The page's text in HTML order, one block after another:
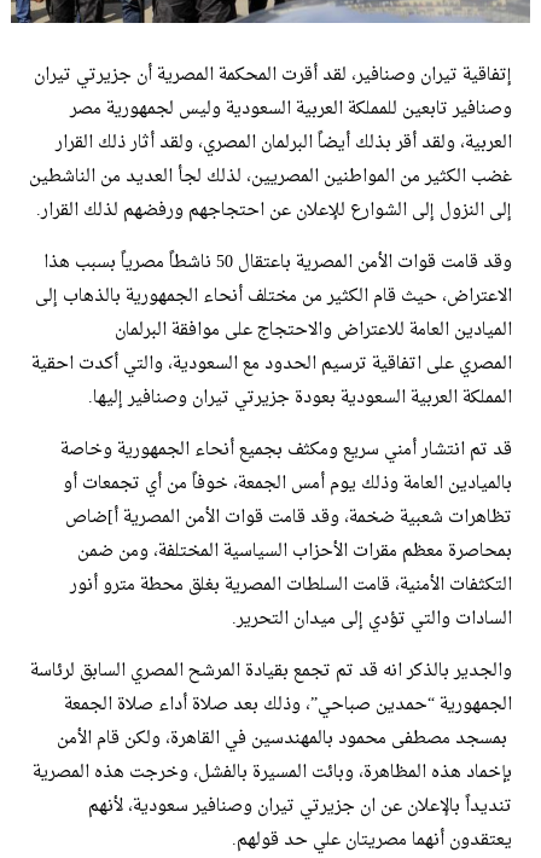
إتفاقية تيران وصنافير، لقد أقرت المحكمة المصرية أن جزيرتي تيران
وصنافير تابعين للمملكة العربية السعودية وليس لجمهورية مصر
العربية، ولقد أقر بذلك أيضاً البرلمان المصري، ولقد أثار ذلك القرار
غضب الكثير من المواطنين المصريين، لذلك لجأ العديد من الناشطين
إلى النزول إلى الشوارع للإعلان عن احتجاجهم ورفضهم لذلك القرار.
وقد قامت قوات الأمن المصرية باعتقال 50 ناشطاً مصرياً بسبب هذا
الاعتراض، حيث قام الكثير من مختلف أنحاء الجمهورية بالذهاب إلى
الميادين العامة للاعتراض والاحتجاج على موافقة البرلمان
المصري على اتفاقية ترسيم الحدود مع السعودية، والتي أكدت احقية
المملكة العربية السعودية بعودة جزيرتي تيران وصنافير إليها.
قد تم انتشار أمني سريع ومكثف بجميع أنحاء الجمهورية وخاصة
بالميادين العامة وذلك يوم أمس الجمعة، خوفاً من أي تجمعات أو
تظاهرات شعبية ضخمة، وقد قامت قوات الأمن المصرية أ]ضاص
بمحاصرة معظم مقرات الأحزاب السياسية المختلفة، ومن ضمن
التكثفات الأمنية، قامت السلطات المصرية بغلق محطة مترو أنور
السادات والتي تؤدي إلى ميدان التحرير.
والجدير بالذكر انه قد تم تجمع بقيادة المرشح المصري السابق لرئاسة
الجمهورية “حمدين صباحي”، وذلك بعد صلاة أداء صلاة الجمعة
بمسجد مصطفى محمود بالمهندسين في القاهرة، ولكن قام الأمن
بإخماد هذه المظاهرة، وبائت المسيرة بالفشل، وخرجت هذه المصرية
تنديداً بالإعلان عن ان جزيرتي تيران وصنافير سعودية، لأنهم
يعتقدون أنهما مصريتان علي حد قولهم.